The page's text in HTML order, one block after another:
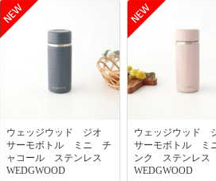
ウェッジウッド ジオ
サーモボトル ミニ チ
ャコール ステンレス
WEDGWOOD
ウェッジウッド
サーモボトル
ンク ステンレ
WEDGWOOD